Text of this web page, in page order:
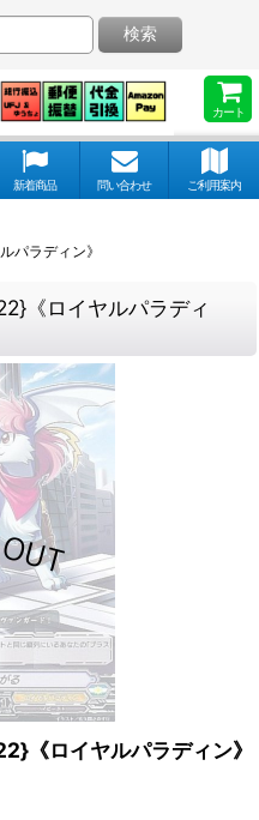
カート
検索
新着商品 問い合わせ ご利用案内
パラディン》
《ロイヤルパラディ
《ロイヤルパラディン》